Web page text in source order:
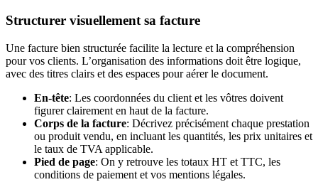
Structurer visuellement sa facture
Une facture bien structurée facilite la lecture et la compréhension
pour vos clients. L’organisation des informations doit être logique,
avec des titres clairs et des espaces pour aérer le document.
En-tête: Les coordonnées du client et les vôtres doivent
figurer clairement en haut de la facture.
Corps de la facture: Décrivez précisément chaque prestation
ou produit vendu, en incluant les quantités, les prix unitaires et
le taux de TVA applicable.
Pied de page: On y retrouve les totaux HT et TTC, les
conditions de paiement et vos mentions légales.